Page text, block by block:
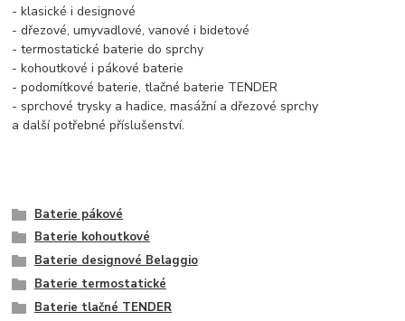
- klasické i designové
- dřezové, umyvadlové, vanové i bidetové
- termostatické baterie do sprchy
- kohoutkové i pákové baterie
- podomítkové baterie, tlačné baterie TENDER
- sprchové trysky a hadice, masážní a dřezové sprchy
a další potřebné příslušenství.
Baterie pákové
Baterie kohoutkové
Baterie designové Belaggio
Baterie termostatické
Baterie tlačné TENDER